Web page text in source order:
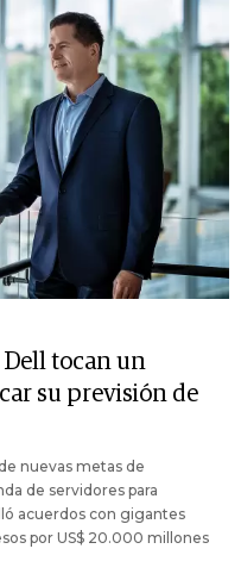
Dell tocan un
su previsión de
nuevas metas de
de servidores para
acuerdos con gigantes
por US$ 20.000 millones